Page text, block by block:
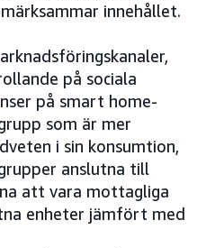
innehållet.
på sociala
på smart home-
som är mer
i sin konsumtion,
anslutna till
att vara mottagliga
enheter jämfört med